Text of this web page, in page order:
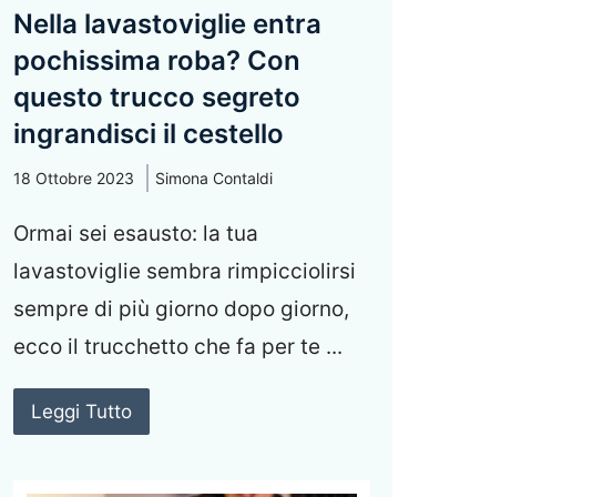
Nella lavastoviglie entra
pochissima roba? Con
questo trucco segreto
ingrandisci il cestello
18 Ottobre 2023 Simona Contaldi
Ormai sei esausto: la tua
lavastoviglie sembra rimpicciolirsi
sempre di più giorno dopo giorno,
ecco il trucchetto che fa per te ...
Leggi Tutto